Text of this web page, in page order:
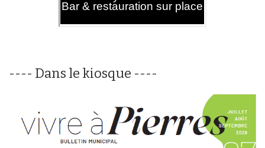
---- Dans le kiosque ----